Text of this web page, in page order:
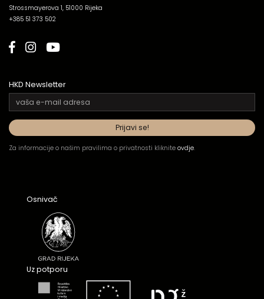
Strossmayerova 1, 51000 Rijeka
+385 51 373 502
HKD Newsletter
Za informacije o našim pravilima o privatnosti kliknite ovdje.
Osnivač
Uz potporu